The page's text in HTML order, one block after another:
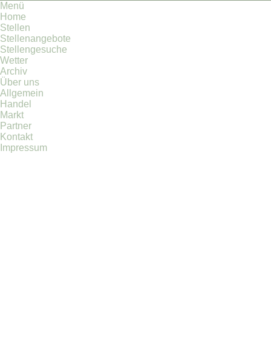
Menü
Home
Stellen
Stellenangebote
Stellengesuche
Wetter
Archiv
Über uns
Allgemein
Handel
Markt
Partner
Kontakt
Impressum